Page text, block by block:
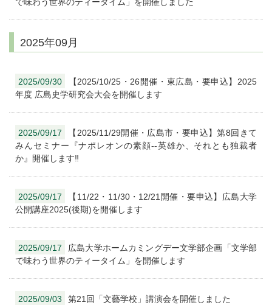
2025年09月
2025/09/30
【2025/10/25・26開催・東広島・要申込】2025
年度 広島史学研究会大会を開催します
2025/09/17
【2025/11/29開催・広島市・要申込】第8回きて
みんセミナー『ナポレオンの素顔--英雄か、それとも独裁者
か』開催します‼
2025/09/17
【11/22・11/30・12/21開催・要申込】広島大学
公開講座2025(後期)を開催します
2025/09/17
広島大学ホームカミングデー文学部企画「文学部
で味わう世界のティータイム」を開催します
2025/09/03 第21回「文藝学校」講演会を開催しました